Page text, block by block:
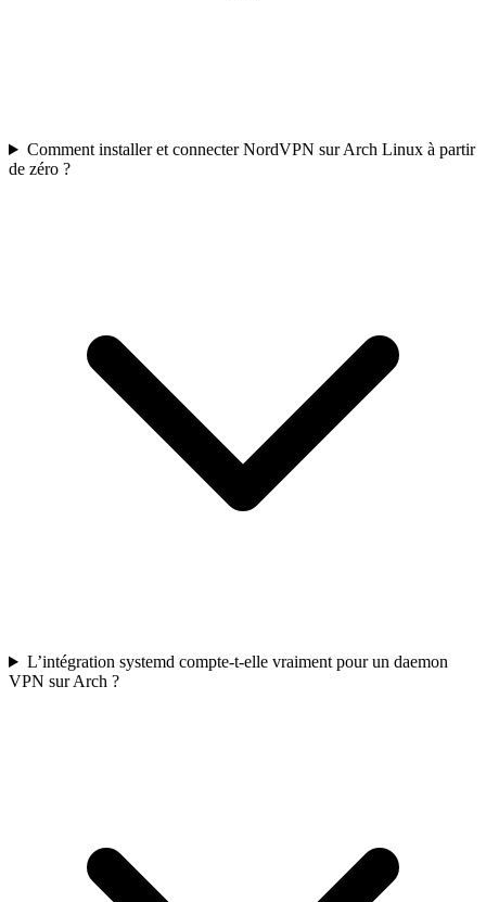
Comment installer et connecter NordVPN sur Arch Linux à partir
de zéro ?
L’intégration systemd compte-t-elle vraiment pour un daemon
VPN sur Arch ?